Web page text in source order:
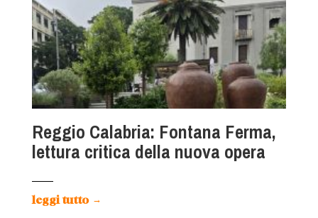
Reggio Calabria: Fontana Ferma,
lettura critica della nuova opera
leggi tutto →